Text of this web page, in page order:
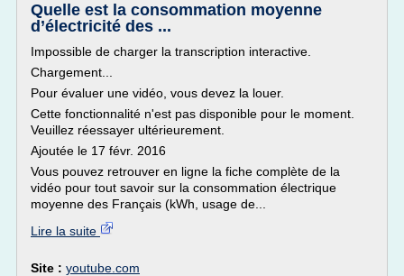
Quelle est la consommation moyenne
d’électricité des ...
Impossible de charger la transcription interactive.
Chargement...
Pour évaluer une vidéo, vous devez la louer.
Cette fonctionnalité n'est pas disponible pour le moment.
Veuillez réessayer ultérieurement.
Ajoutée le 17 févr. 2016
Vous pouvez retrouver en ligne la fiche complète de la
vidéo pour tout savoir sur la consommation électrique
moyenne des Français (kWh, usage de...
Lire la suite
Site : youtube.com